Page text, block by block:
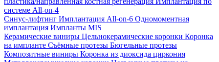
системе All-on-4
Синус-лифтинг Имплантация All-on-6 Одномоментная
имплантация Импланты MIS
Керамические виниры Цельнокерамические коронки Коронка
на импланте Съёмные протезы Бюгельные протезы
Композитные виниры Коронка из диоксида циркония